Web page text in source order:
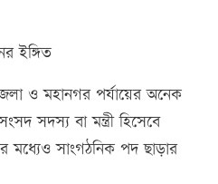
ইঙ্গিত
ও মহানগর পর্যায়ের অনেক
সদস্য বা মন্ত্রী হিসেবে
মধ্যেও সাংগঠনিক পদ ছাড়ার